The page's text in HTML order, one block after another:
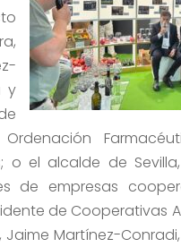
y
el alcalde de
de empresas
de Cooperativas
Martínez-